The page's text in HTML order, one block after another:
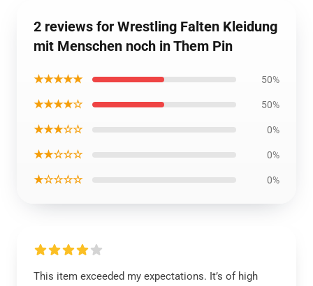
2 reviews for Wrestling Falten Kleidung
mit Menschen noch in Them Pin
★★★★★ 50%
★★★★☆ 50%
★★★☆☆ 0%
★★☆☆☆ 0%
★☆☆☆☆ 0%
This item exceeded my expectations. It’s of high